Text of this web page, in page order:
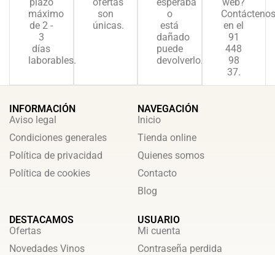
máximo
de 2 -
3
días
laborables.
son
únicas.
o
está
dañado
puede
devolverlo.
Contáctenos
en el
91
448
98
37.
INFORMACIÓN
Aviso legal
Condiciones generales
Política de privacidad
Política de cookies
NAVEGACIÓN
Inicio
Tienda online
Quienes somos
Contacto
Blog
DESTACAMOS
Ofertas
Novedades Vinos
USUARIO
Mi cuenta
Contraseña perdida